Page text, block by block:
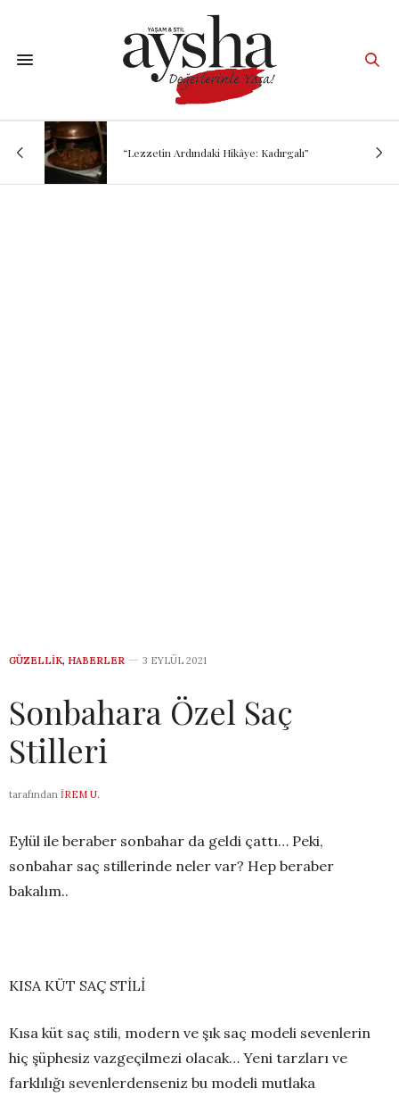
“Lezzetin Ardındaki Hikâye: Kadırgalı”
GÜZELLIK, HABERLER 3 EYLÜL 2021
Sonbahara Özel Saç
Stilleri
tarafından İREM U.
Eylül ile beraber sonbahar da geldi çattı… Peki,
sonbahar saç stillerinde neler var? Hep beraber
bakalım..
KISA KÜT SAÇ STİLİ
Kısa küt saç stili, modern ve şık saç modeli sevenlerin
hiç şüphesiz vazgeçilmezi olacak… Yeni tarzları ve
farklılığı sevenlerdenseniz bu modeli mutlaka